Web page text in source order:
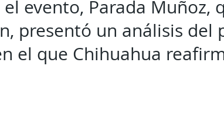
evento, Parada Muñoz,
presentó un análisis del
el que Chihuahua